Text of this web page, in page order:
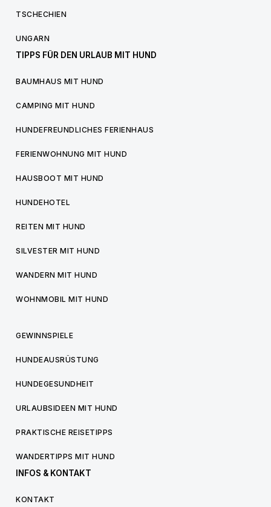
TSCHECHIEN
UNGARN
TIPPS FÜR DEN URLAUB MIT HUND
BAUMHAUS MIT HUND
CAMPING MIT HUND
HUNDEFREUNDLICHES FERIENHAUS
FERIENWOHNUNG MIT HUND
HAUSBOOT MIT HUND
HUNDEHOTEL
REITEN MIT HUND
SILVESTER MIT HUND
WANDERN MIT HUND
WOHNMOBIL MIT HUND
GEWINNSPIELE
HUNDEAUSRÜSTUNG
HUNDEGESUNDHEIT
URLAUBSIDEEN MIT HUND
PRAKTISCHE REISETIPPS
WANDERTIPPS MIT HUND
INFOS & KONTAKT
KONTAKT